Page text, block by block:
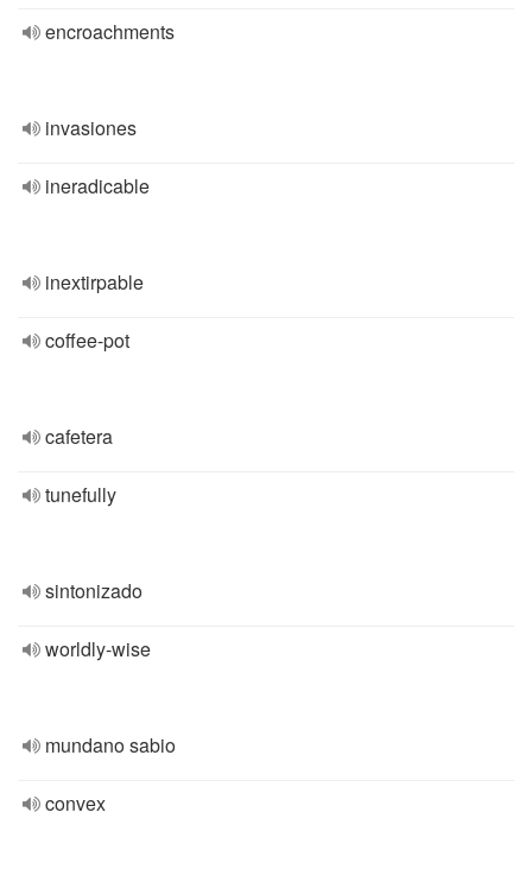
encroachments
invasiones
ineradicable
inextirpable
coffee-pot
cafetera
tunefully
sintonizado
worldly-wise
mundano sabio
convex